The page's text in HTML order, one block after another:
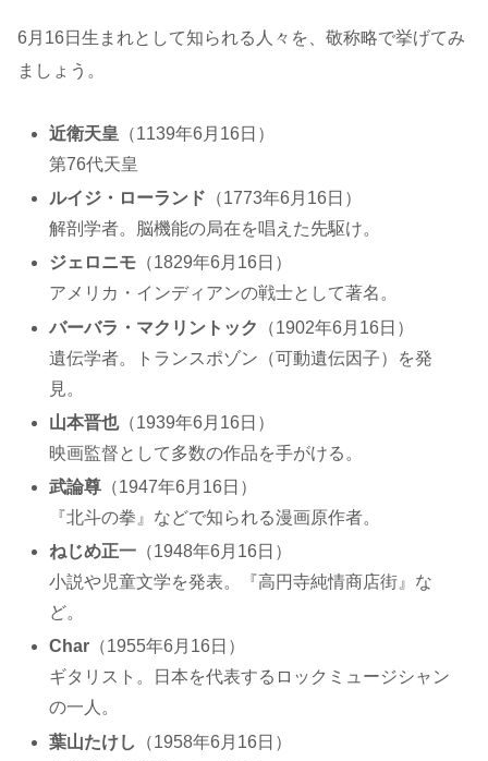
6月16日生まれとして知られる人々を、敬称略で挙げてみ
ましょう。
近衛天皇 （1139年6月16日）
第76代天皇
ルイジ・ローランド （1773年6月16日）
解剖学者。脳機能の局在を唱えた先駆け。
ジェロニモ （1829年6月16日）
アメリカ・インディアンの戦士として著名。
バーバラ・マクリントック
（1902年6月16日）
遺伝学者。トランスポゾン（可動遺伝因子）を発
見。
山本晋也（1939年6月16日）
映画監督として多数の作品を手がける。
武論尊 （1947年6月16日）
『北斗の拳』などで知られる漫画原作者。
ねじめ正一 （1948年6月16日）
小説や児童文学を発表。『高円寺純情商店街』な
ど。
Char （1955年6月16日）
ギタリスト。日本を代表するロックミュージシャン
の一人。
葉山たけし
（1958年6月16日）